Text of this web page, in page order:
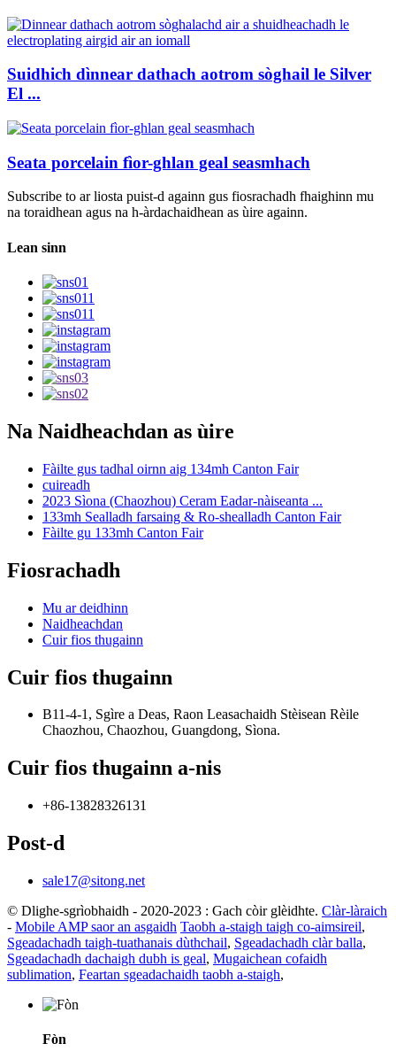
Suidhich dìnnear dathach aotrom sòghail le Silver
El ...
Seata porcelain fìor-ghlan geal seasmhach
Subscribe to ar liosta puist-d againn gus fiosrachadh fhaighinn mu
na toraidhean agus na h-àrdachaidhean as ùire againn.
Lean sinn
Na Naidheachdan as ùire
Fàilte gus tadhal oirnn aig 134mh Canton Fair
cuireadh
2023 Sìona (Chaozhou) Ceram Eadar-nàiseanta ...
133mh Sealladh farsaing & Ro-shealladh Canton Fair
Fàilte gu 133mh Canton Fair
Fiosrachadh
Mu ar deidhinn
Naidheachdan
Cuir fios thugainn
Cuir fios thugainn
B11-4-1, Sgìre a Deas, Raon Leasachaidh Stèisean Rèile
Chaozhou, Chaozhou, Guangdong, Sìona.
Cuir fios thugainn a-nis
+86-13828326131
Post-d
sale17@sitong.net
© Dlighe-sgrìobhaidh - 2020-2023 : Gach còir glèidhte. Clàr-làraich
- Mobile AMP saor an asgaidh Taobh a-staigh taigh co-aimsireil,
Sgeadachadh taigh-tuathanais dùthchail, Sgeadachadh clàr balla,
Sgeadachadh dachaigh dubh is geal, Mugaichean cofaidh
sublimation, Feartan sgeadachaidh taobh a-staigh,
Fòn